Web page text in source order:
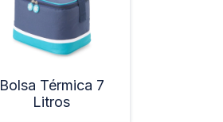
Bolsa Térmica 7
Litros